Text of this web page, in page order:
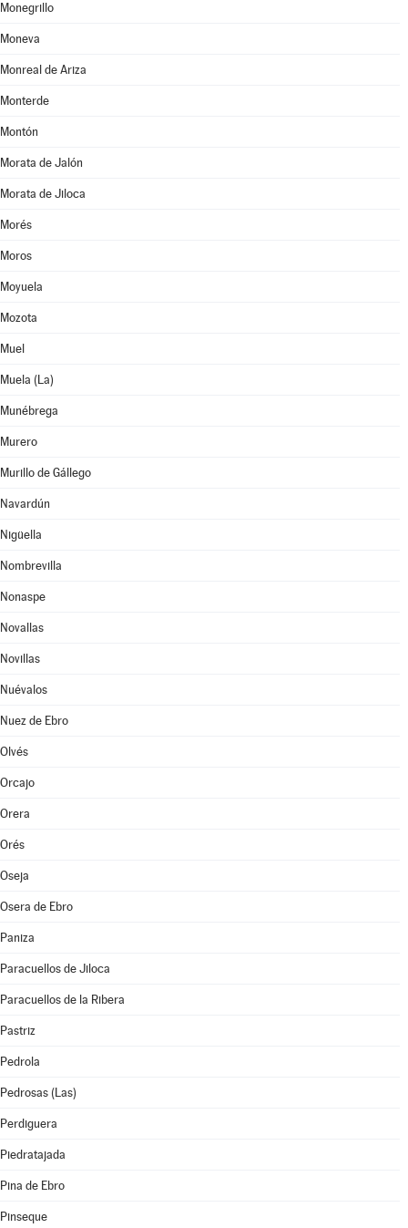
Monegrillo
Moneva
Monreal de Ariza
Monterde
Montón
Morata de Jalón
Morata de Jiloca
Morés
Moros
Moyuela
Mozota
Muel
Muela (La)
Munébrega
Murero
Murillo de Gállego
Navardún
Nigüella
Nombrevilla
Nonaspe
Novallas
Novillas
Nuévalos
Nuez de Ebro
Olvés
Orcajo
Orera
Orés
Oseja
Osera de Ebro
Paniza
Paracuellos de Jiloca
Paracuellos de la Ribera
Pastriz
Pedrola
Pedrosas (Las)
Perdiguera
Piedratajada
Pina de Ebro
Pinseque